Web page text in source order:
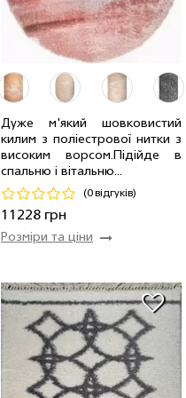
Дуже м'який шовковистий
килим з поліестрової нитки з
високим ворсом.Пiдiйде в
спальню і вітальню...
(0 відгуків)
11228 грн
Розміри та ціни
2.4 x 3.4 м 12 шт 11228 грн
Код 17166